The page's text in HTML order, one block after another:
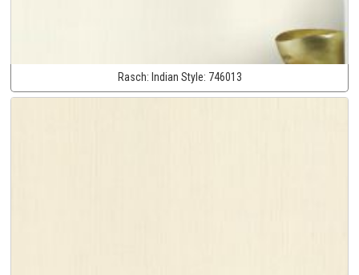
Rasch: Indian Style: 746013